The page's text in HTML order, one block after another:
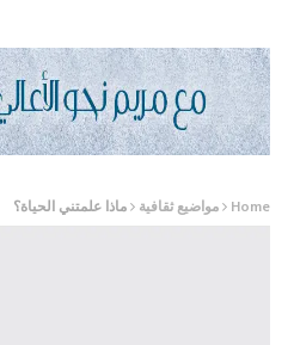
Home مواضيع ثقافية ماذا علمتني الحياة؟